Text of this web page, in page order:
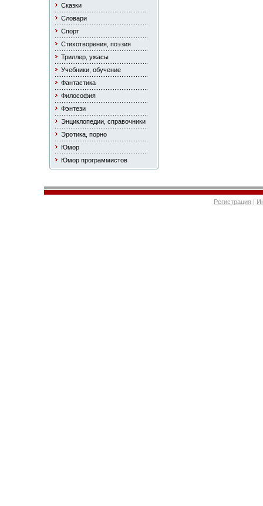
Сказки
Словари
Спорт
Стихотворения, поэзия
Триллер, ужасы
Учебники, обучение
Фантастика
Философия
Фэнтези
Энциклопедии, справочники
Эротика, порно
Юмор
Юмор программистов
Регистрация |